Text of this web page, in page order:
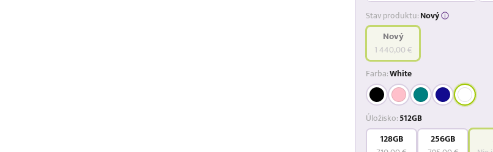
Stav produktu:Nový
Nový
1 440,00 €
Farba:White
Úložisko:512GB
128GB 256GB